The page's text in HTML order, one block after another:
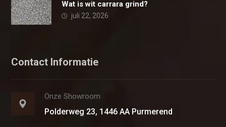
Wat is wit carrara grind?
juli 22, 2026
Contact Informatie
Onze Showroom
Polderweg 23, 1446 AA Purmerend